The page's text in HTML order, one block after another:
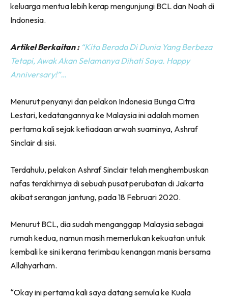
keluarga mentua lebih kerap mengunjungi BCL dan Noah di
Indonesia.
Artikel Berkaitan : “Kita Berada Di Dunia Yang Berbeza
Tetapi, Awak Akan Selamanya Dihati Saya. Happy
Anniversary!”…
Menurut penyanyi dan pelakon Indonesia Bunga Citra
Lestari, kedatangannya ke Malaysia ini adalah momen
pertama kali sejak ketiadaan arwah suaminya, Ashraf
Sinclair di sisi.
Terdahulu, pelakon Ashraf Sinclair telah menghembuskan
nafas terakhirnya di sebuah pusat perubatan di Jakarta
akibat serangan jantung, pada 18 Februari 2020.
Menurut BCL, dia sudah menganggap Malaysia sebagai
rumah kedua, namun masih memerlukan kekuatan untuk
kembali ke sini kerana terimbau kenangan manis bersama
Allahyarham.
“Okay ini pertama kali saya datang semula ke Kuala